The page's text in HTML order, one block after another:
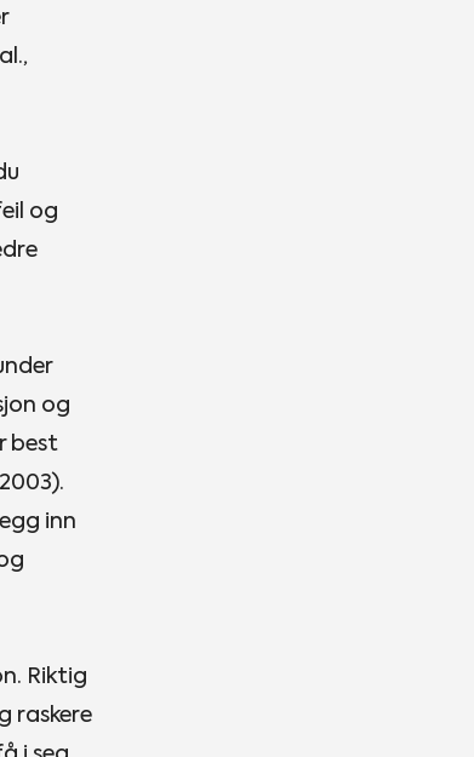
og
og
best
inn
Riktig
raskere